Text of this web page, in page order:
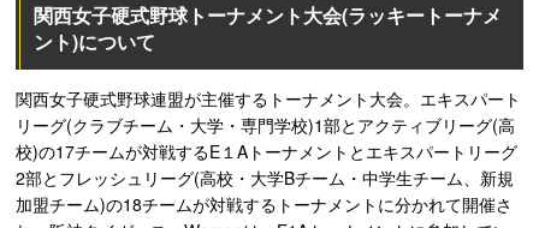
関西女子硬式野球トーナメント大会(ラッキートーナメ
ント)について
関西女子硬式野球連盟が主催するトーナメント大会。エキスパート
リーグ(クラブチーム・大学・専門学校)1部とアクティブリーグ(高
校)の17チームが対戦するE１Aトーナメントとエキスパートリーグ
2部とフレッシュリーグ(高校・大学Bチーム・中学生チーム、新規
加盟チーム)の18チームが対戦するトーナメントに分かれて開催さ